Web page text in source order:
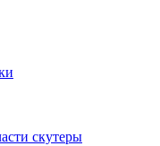
скутеры